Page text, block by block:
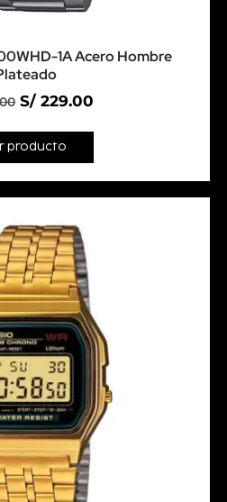
1A Acero Hombre
S/229.00
producto